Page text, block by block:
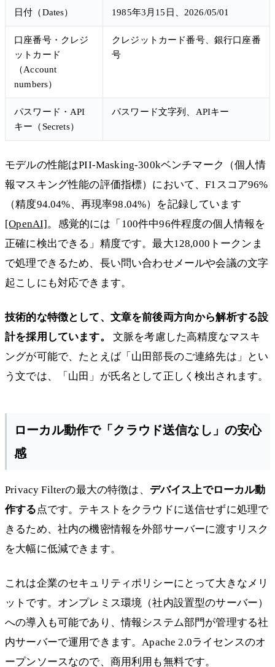
日付（Dates） 1985年3月15日、2026/05/01
口座番号・クレジ
ットカード
（Account
numbers）
クレジットカード番号、銀行口座番
号
パスワード・API
キー（Secrets）
パスワード文字列、APIキー
モデルの性能はPII-Masking-300kベンチマーク（個人情
報マスキング性能の評価指標）において、F1スコア96%
（精度94.04%、再現率98.04%）を記録しています
[OpenAI]。感覚的には「100件中96件程度の個人情報を
正確に検出できる」精度です。最大128,000トークンま
で処理できるため、長い問い合わせメールや会議の文字
起こしにも対応できます。
技術的な特徴として、文章を前後両方向から解析する設
計を採用しています。
文脈を考慮した高精度なマスキ
ングが可能で、たとえば「山田部長のご連絡先は」とい
う文では、「山田」が氏名として正しく検出されます。
ローカル動作で「クラウド送信なし」の安心
感
Privacy Filterの最大の特徴は、 デバイス上でローカル動
作する 点です。テキストをクラウドに送信せずに処理で
きるため、社内の機密情報を外部サーバーに渡すリスク
を大幅に低減できます。
これは企業のセキュリティポリシーにとって大きなメリ
ットです。オンプレミス環境（社内設置型のサーバー）
への導入も可能であり、情報システム部門が管理する社
内サーバーで運用できます。Apache 2.0ライセンスのオ
ープンソースなので、商用利用も無料です。